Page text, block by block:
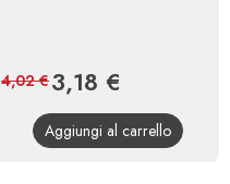
Prezzo
3,18 €
base
4,02 €
Aggiungi al carrello